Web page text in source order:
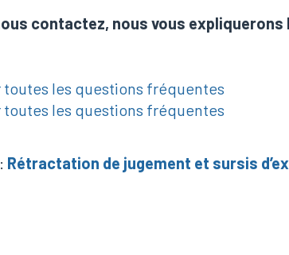
contactez, nous vous expliquerons
toutes les questions fréquentes
toutes les questions fréquentes
Rétractation de jugement et sursis